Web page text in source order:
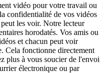
vidéo pour votre travail ou
confidentialité de vos vidéos
les voir. Notre lecteur
horodatés. Vos amis ou
et chacun peut voir
Cela fonctionne directement
plus à vous soucier de l'envoi
électronique ou par